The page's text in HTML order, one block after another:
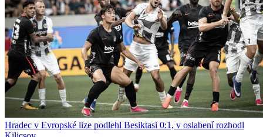
Hradec v Evropské lize podlehl Besiktasi 0:1, v oslabení rozhodl